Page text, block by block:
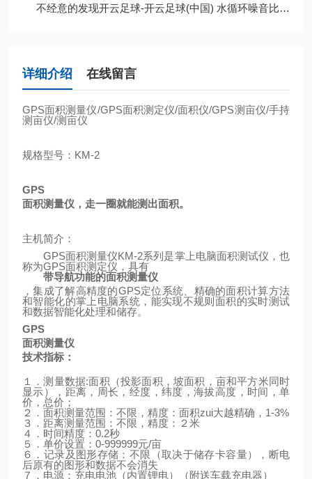
不经意的发现开云足球-开云足球(中国) 水循环噪音比以前大很多，这是为什么呢?
详细介绍 在线留言
GPS面积测量仪/GPS面积测定仪/面积仪/GPS测亩仪/手持
测亩仪/测亩仪
规格型号： KM-2
GPS
面积测量仪，走一圈就能测出面积。
主机简介：
GPS面积测量仪KM-2系列是掌上电脑面积测试仪，也
称为GPS面积测定仪，具有
带导航功能的面积测量仪
，集成了解高精度的GPS定位系统、精确的面积计算方法
和智能化的掌上电脑系统，能实现不规则面积的实时测试
和数据智能化处理和储存。
GPS
面积测量仪
技术指标：
１．测量数据:面积（投影面积，坡面积，亩和平方米同时
显示），距离，周长，经度，纬度，海拔高度，时间，单
价，总价；
２．面积测量范围：不限，精度：面积zui大越精确， 1-3%
３．距离测量范围：不限，精度：２米
４．时间精度： 0.2秒
５．单价设置： 0-999999元/亩
６．记录及图形存储：不限（取决于储存卡容量），断电
后原有的图形和数据不会消失
７．电源：充电电池（内置锂电）
（附送车载充电器）